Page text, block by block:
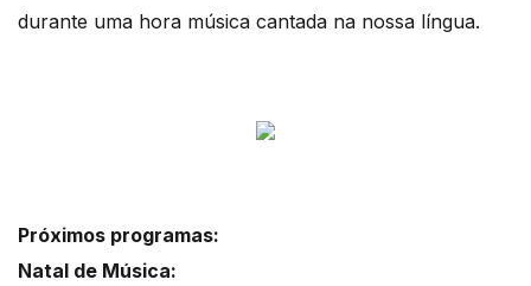
durante uma hora música cantada na nossa língua.
Próximos programas:
Natal de Música: